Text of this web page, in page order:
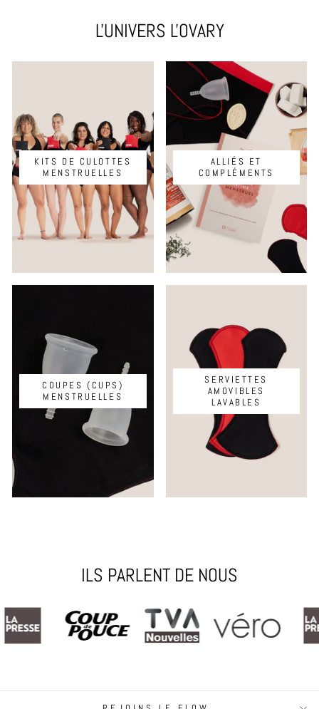
L'UNIVERS L'OVARY
KITS DE CULOTTES
MENSTRUELLES
ALLIÉS ET
COMPLÉMENTS
COUPES (CUPS)
MENSTRUELLES
SERVIETTES
AMOVIBLES
LAVABLES
ILS PARLENT DE NOUS